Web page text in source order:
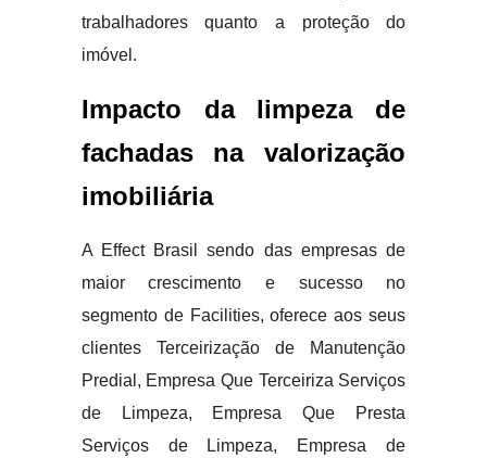
trabalhadores quanto a proteção do
imóvel.
Impacto da limpeza de
fachadas na valorização
imobiliária
A Effect Brasil sendo das empresas de
maior crescimento e sucesso no
segmento de Facilities, oferece aos seus
clientes Terceirização de Manutenção
Predial, Empresa Que Terceiriza Serviços
de Limpeza, Empresa Que Presta
Serviços de Limpeza, Empresa de